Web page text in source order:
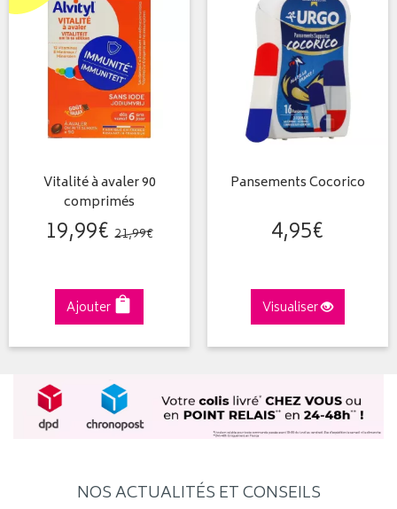
Vitalité à avaler 90
comprimés
19,99€ 21,99€
Ajouter
Pansements Cocorico
4,95€
Visualiser
NOS ACTUALITÉS ET CONSEILS